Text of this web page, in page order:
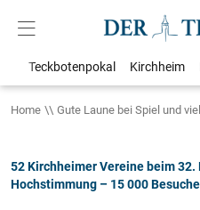
Teckbotenpokal Kirchheim
Home Gute Laune bei Spiel und
52 Kirchheimer Vereine beim
Hochstimmung – 15 000